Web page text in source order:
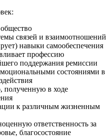
связей и взаимоотношений
навыки самообеспечения
профессию
поддержания ремиссии
состояниями в
в ходе
к различным жизненным
ответственность за
благосостояние